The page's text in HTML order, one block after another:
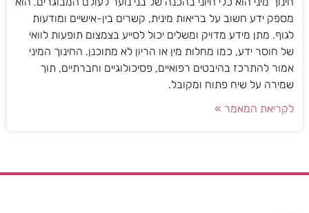
מספק ידע חשוב על בריאות מינית, קשרים בין-אישיים ומודעות
לגוף. מתן מידע מדויק ומשלים יכול לסייע בצמצום תופעות לוואי
של חוסר ידע, כמו מחלות מין או הריון לא מתוכנן. החינוך המיני
אמור להתרכז בהיבטים רפואיים, פסיכולוגיים וחברתיים, תוך
שמירה על שיח פתוח ומקובל.
לקריאת המאמר »